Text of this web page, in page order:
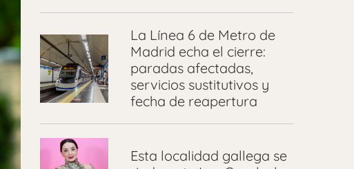
La Línea 6 de Metro de
Madrid echa el cierre:
paradas afectadas,
servicios sustitutivos y
fecha de reapertura
Esta localidad gallega se